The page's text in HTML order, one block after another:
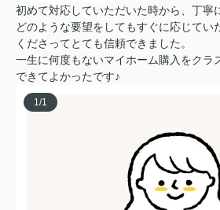
初めて対応していただいた時から、丁寧
どのような要望をしてもすぐに応じてい
くださってとても信頼できました。
一生に何度もないマイホーム購入をクラ
できてよかったです♪
1/1